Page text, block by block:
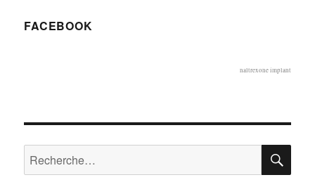
FACEBOOK
naltrexone implant
Recherche
pour :